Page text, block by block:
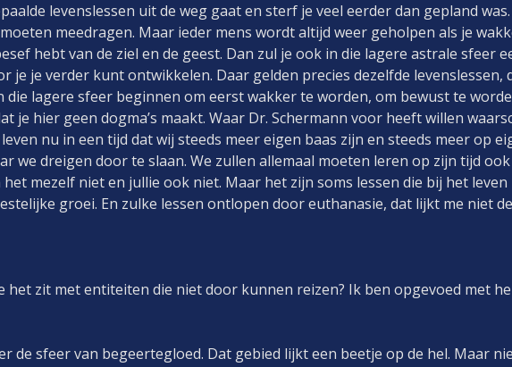
levenslessen uit de weg gaat en sterf je veel eerder dan gepland
meedragen. Maar ieder mens wordt altijd weer geholpen als je
hebt van de ziel en de geest. Dan zul je ook in die lagere astrale sfeer
je je verder kunt ontwikkelen. Daar gelden precies dezelfde levenslessen,
die lagere sfeer beginnen om eerst wakker te worden, om bewust te
je hier geen dogma’s maakt. Waar Dr. Schermann voor heeft willen
nu in een tijd dat wij steeds meer eigen baas zijn en steeds meer op
we dreigen door te slaan. We zullen allemaal moeten leren op zijn tijd
mezelf niet en jullie ook niet. Maar het zijn soms lessen die bij het
groei. En zulke lessen ontlopen door euthanasie, dat lijkt me niet
het zit met entiteiten die niet door kunnen reizen? Ik ben opgevoed met
de sfeer van begeertegloed. Dat gebied lijkt een beetje op de hel. Maar